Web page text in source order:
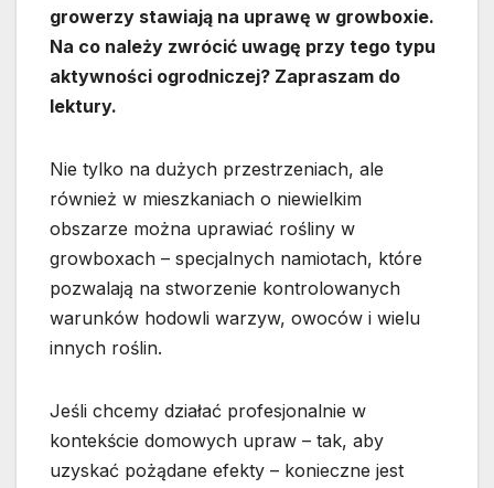
growerzy stawiają na uprawę w growboxie.
Na co należy zwrócić uwagę przy tego typu
aktywności ogrodniczej? Zapraszam do
lektury.
Nie tylko na dużych przestrzeniach, ale
również w mieszkaniach o niewielkim
obszarze można uprawiać rośliny w
growboxach – specjalnych namiotach, które
pozwalają na stworzenie kontrolowanych
warunków hodowli warzyw, owoców i wielu
innych roślin.
Jeśli chcemy działać profesjonalnie w
kontekście domowych upraw – tak, aby
uzyskać pożądane efekty – konieczne jest